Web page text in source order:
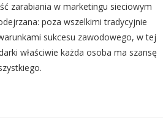
zarabiania w marketingu sieciowym
poza wszelkimi tradycyjnie
sukcesu zawodowego, w tej
właściwie każda osoba ma szansę